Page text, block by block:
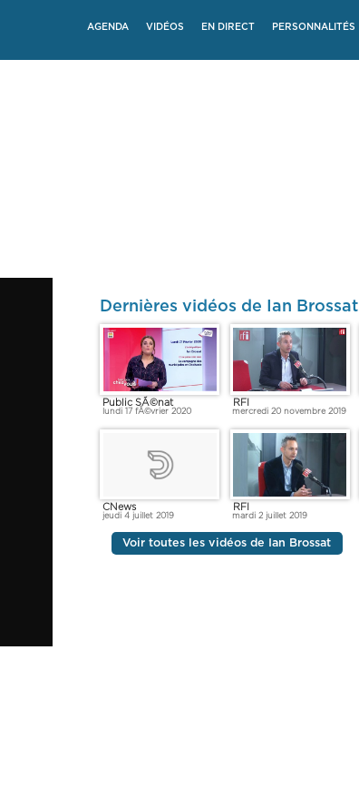
AGENDA VIDÉOS EN DIRECT PERSONNALITÉS
Dernières vidéos de Ian Brossat
Public SÃ©nat
lundi 17 fÃ©vrier 2020
RFI
mercredi 20 novembre 2019
CNews
jeudi 4 juillet 2019
RFI
mardi 2 juillet 2019
Voir toutes les vidéos de Ian Brossat